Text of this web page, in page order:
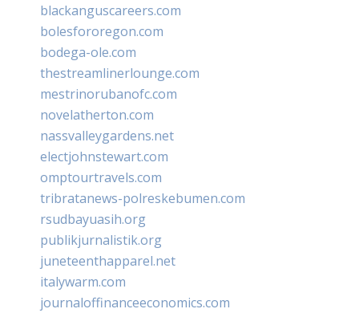
blackanguscareers.com
bolesfororegon.com
bodega-ole.com
thestreamlinerlounge.com
mestrinorubanofc.com
novelatherton.com
nassvalleygardens.net
electjohnstewart.com
omptourtravels.com
tribratanews-polreskebumen.com
rsudbayuasih.org
publikjurnalistik.org
juneteenthapparel.net
italywarm.com
journaloffinanceeconomics.com